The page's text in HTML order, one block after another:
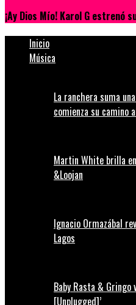
¡Ay Dios Mío! Karol G estrenó
Inicio
Música
La ranchera suma
comienza su camino
Martin White brilla
&Loojan
Ignacio Ormazábal
Lagos
Baby Rasta & Gringo
[Unplugged]’